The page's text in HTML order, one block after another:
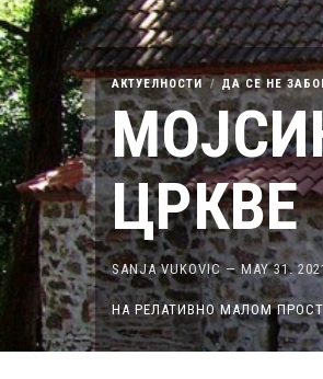
АКТУЕЛНОСТИ ДА СЕ НЕ
ЦРКВЕ
SANJA VUKOVIC — MAY 31.
НА РЕЛАТИВНО МАЛОМ